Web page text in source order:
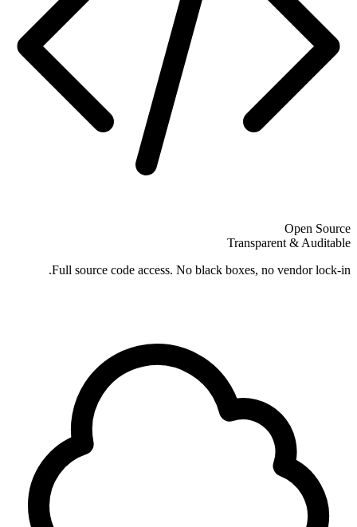
Open Source
Transparent & Auditable
Full source code access. No black boxes, no vendor lock-in.